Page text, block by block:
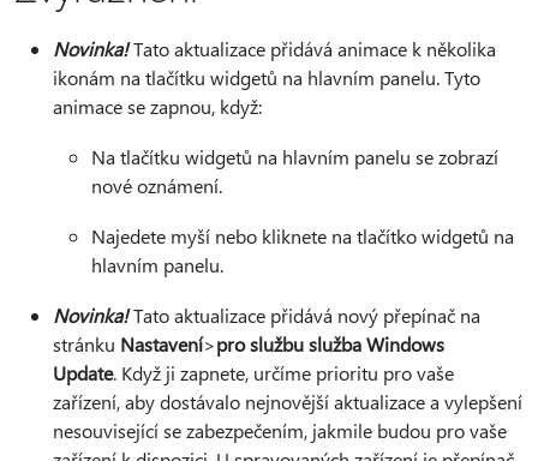
Novinka!Tato aktualizace přidává animace k několika
ikonám na tlačítku widgetů na hlavním panelu. Tyto
animace se zapnou, když:
Na tlačítku widgetů na hlavním panelu se zobrazí
nové oznámení.
Najedete myší nebo kliknete na tlačítko widgetů na
hlavním panelu.
Novinka!Tato aktualizace přidává nový přepínač na
stránku Nastavení>pro službu služba Windows
Update. Když ji zapnete, určíme prioritu pro vaše
zařízení, aby dostávalo nejnovější aktualizace a vylepšení
nesouvisející se zabezpečením, jakmile budou pro vaše